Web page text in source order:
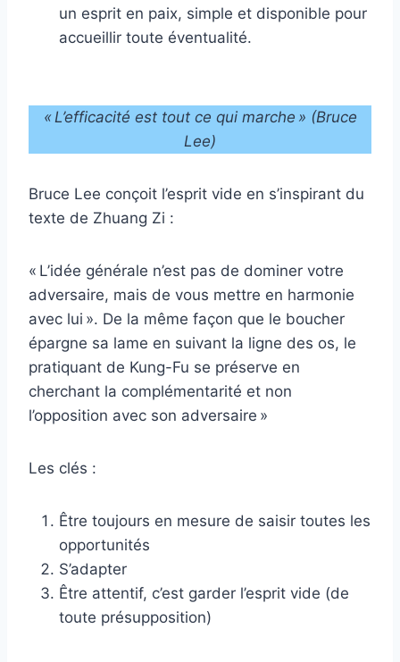
un esprit en paix, simple et disponible pour
accueillir toute éventualité.
« L’efficacité est tout ce qui marche » (Bruce
Lee)
Bruce Lee conçoit l’esprit vide en s’inspirant du
texte de Zhuang Zi :
« L’idée générale n’est pas de dominer votre
adversaire, mais de vous mettre en harmonie
avec lui ». De la même façon que le boucher
épargne sa lame en suivant la ligne des os, le
pratiquant de Kung-Fu se préserve en
cherchant la complémentarité et non
l’opposition avec son adversaire »
Les clés :
Être toujours en mesure de saisir toutes les
opportunités
S’adapter
Être attentif, c’est garder l’esprit vide (de
toute présupposition)